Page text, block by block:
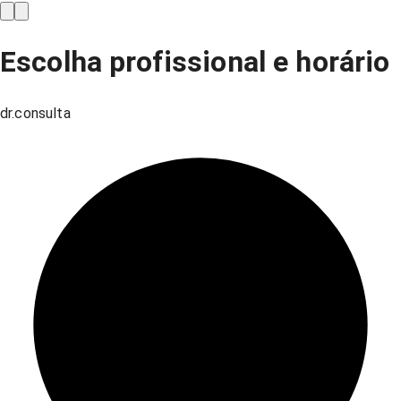
Escolha profissional e horário
dr.consulta